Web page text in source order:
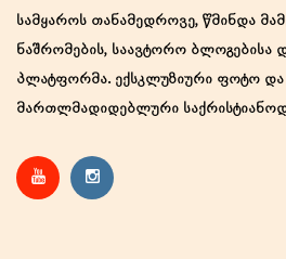
სამყაროს თანამედროვე, წმინდა
ნაშრომების, საავტორო ბლოგებისა
პლატფორმა. ექსკლუზიური ფოტო
მართლმადიდებლური